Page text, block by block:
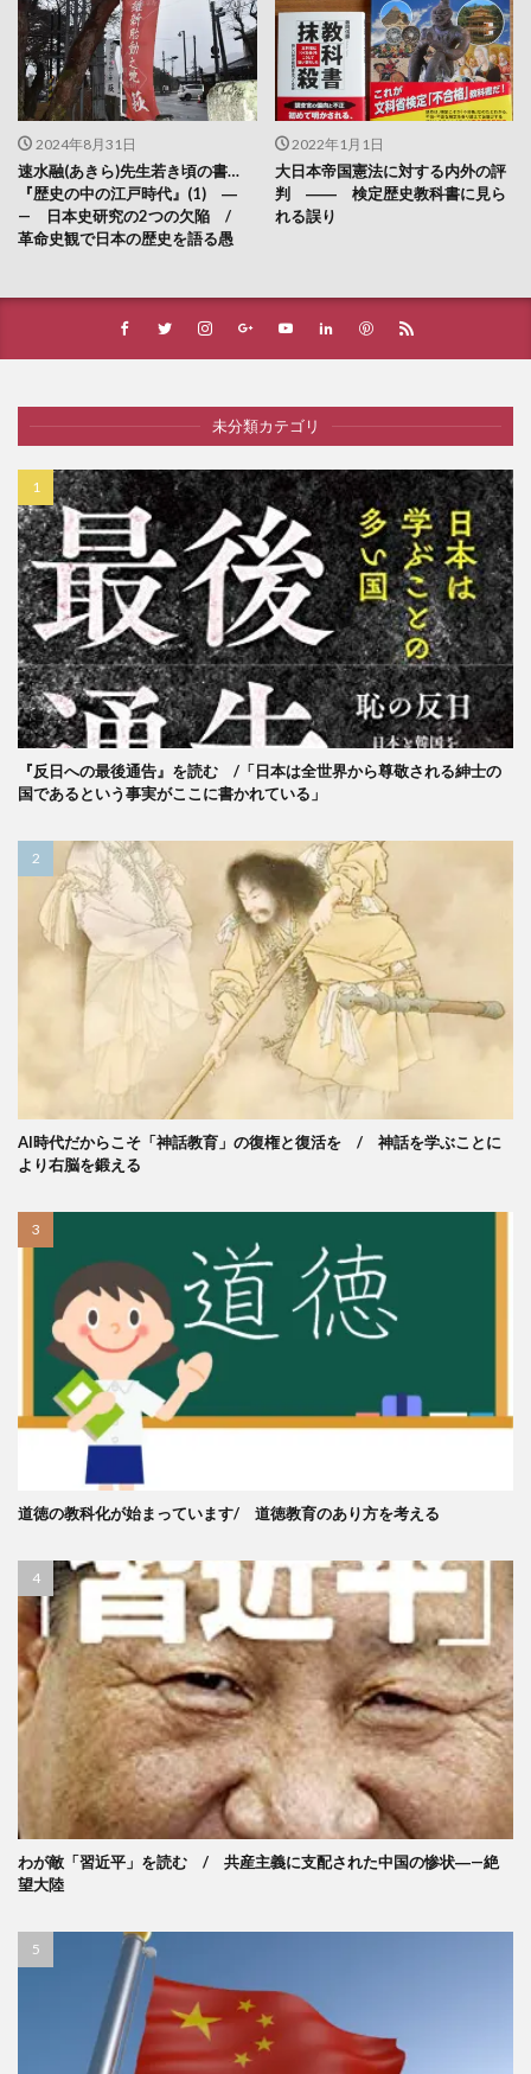
2024年8月31日
速水融(あきら)先生若き頃の書…
『歴史の中の江戸時代』(1) ―
— 日本史研究の2つの欠陥 /
革命史観で日本の歴史を語る愚
2022年1月1日
大日本帝国憲法に対する内外の評
判 ―― 検定歴史教科書に見ら
れる誤り
未分類カテゴリ
『反日への最後通告』を読む /「日本は全世界から尊敬される紳士の
国であるという事実がここに書かれている」
AI時代だからこそ「神話教育」の復権と復活を / 神話を学ぶことに
より右脳を鍛える
道徳の教科化が始まっています/ 道徳教育のあり方を考える
わが敵「習近平」を読む / 共産主義に支配された中国の惨状―—絶
望大陸